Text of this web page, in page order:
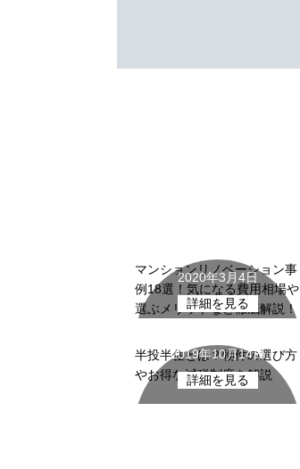
2020年3月4日
詳細を見る
マンションリノベーション事
例18選！気になる費用相場や
選ぶメリットなど徹底解説！
中古マンション
2019年10月14日
詳細を見る
半投半住とは？物件の選び方
やお得な減税制度を解説